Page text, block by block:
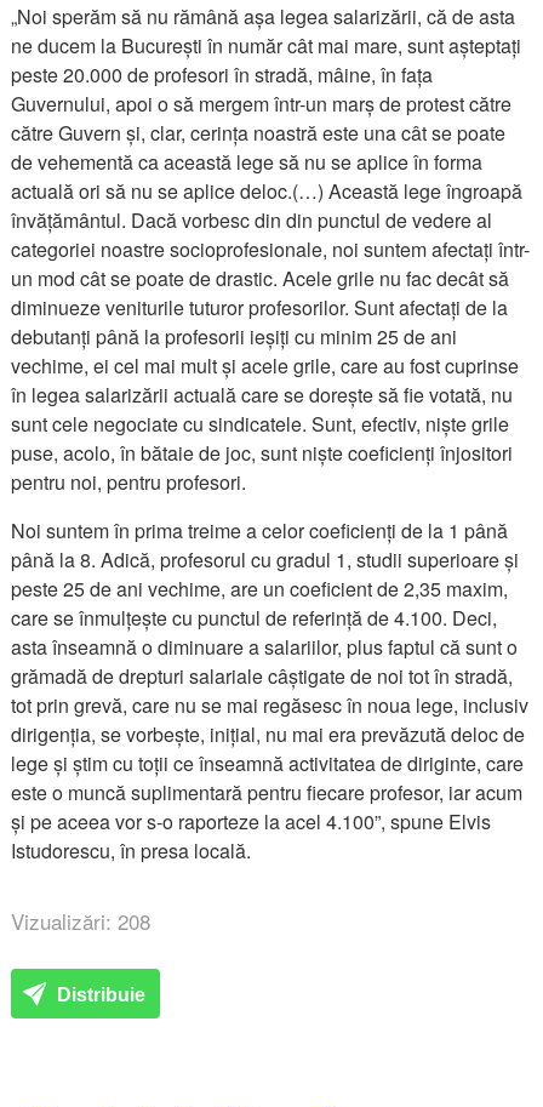
„Noi sperăm să nu rămână așa legea salarizării, că de asta
ne ducem la București în număr cât mai mare, sunt așteptați
peste 20.000 de profesori în stradă, mâine, în fața
Guvernului, apoi o să mergem într-un marș de protest către
către Guvern și, clar, cerința noastră este una cât se poate
de vehementă ca această lege să nu se aplice în forma
actuală ori să nu se aplice deloc.(…) Această lege îngroapă
învățământul. Dacă vorbesc din din punctul de vedere al
categoriei noastre socioprofesionale, noi suntem afectați într-
un mod cât se poate de drastic. Acele grile nu fac decât să
diminueze veniturile tuturor profesorilor. Sunt afectați de la
debutanți până la profesorii ieșiți cu minim 25 de ani
vechime, ei cel mai mult și acele grile, care au fost cuprinse
în legea salarizării actuală care se dorește să fie votată, nu
sunt cele negociate cu sindicatele. Sunt, efectiv, niște grile
puse, acolo, în bătaie de joc, sunt niște coeficienți înjositori
pentru noi, pentru profesori.
Noi suntem în prima treime a celor coeficienți de la 1 până
până la 8. Adică, profesorul cu gradul 1, studii superioare și
peste 25 de ani vechime, are un coeficient de 2,35 maxim,
care se înmulțește cu punctul de referință de 4.100. Deci,
asta înseamnă o diminuare a salariilor, plus faptul că sunt o
grămadă de drepturi salariale câștigate de noi tot în stradă,
tot prin grevă, care nu se mai regăsesc în noua lege, inclusiv
dirigenția, se vorbește, inițial, nu mai era prevăzută deloc de
lege și știm cu toții ce înseamnă activitatea de diriginte, care
este o muncă suplimentară pentru fiecare profesor, iar acum
și pe aceea vor s-o raporteze la acel 4.100”, spune Elvis
Istudorescu, în presa locală.
Vizualizări: 208
Distribuie